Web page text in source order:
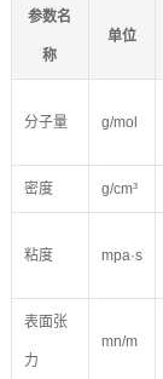
参数名
称
单位
分子量 g/mol
密度 g/cm³
粘度 mpa·s
表面张
力
mn/m